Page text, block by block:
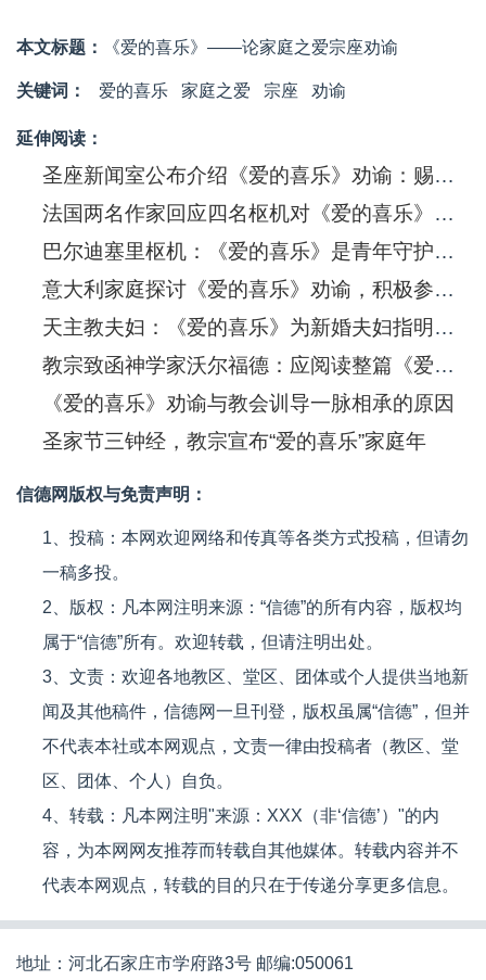
本文标题： 《爱的喜乐》——论家庭之爱宗座劝谕
关键词： 爱的喜乐 家庭之爱 宗座 劝谕
延伸阅读：
圣座新闻室公布介绍《爱的喜乐》劝谕：赐予家庭的慈悲标记
法国两名作家回应四名枢机对《爱的喜乐》的「疑问」
巴尔迪塞里枢机：《爱的喜乐》是青年守护家庭的指南针
意大利家庭探讨《爱的喜乐》劝谕，积极参加本届世界家庭大会
天主教夫妇：《爱的喜乐》为新婚夫妇指明永恒的美好
教宗致函神学家沃尔福德：应阅读整篇《爱的喜乐》劝谕
《爱的喜乐》劝谕与教会训导一脉相承的原因
圣家节三钟经，教宗宣布“爱的喜乐”家庭年
信德网版权与免责声明：
1、投稿：本网欢迎网络和传真等各类方式投稿，但请勿
一稿多投。
2、版权：凡本网注明来源：“信德”的所有内容，版权均
属于“信德”所有。欢迎转载，但请注明出处。
3、文责：欢迎各地教区、堂区、团体或个人提供当地新
闻及其他稿件，信德网一旦刊登，版权虽属“信德”，但并
不代表本社或本网观点，文责一律由投稿者（教区、堂
区、团体、个人）自负。
4、转载：凡本网注明"来源：XXX（非‘信德’）"的内
容，为本网网友推荐而转载自其他媒体。转载内容并不
代表本网观点，转载的目的只在于传递分享更多信息。
地址：河北石家庄市学府路3号 邮编:050061